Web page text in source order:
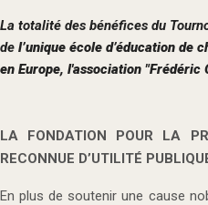
La totalité des bénéfices du
de l’unique école d’éducation de
en Europe, l'association "Frédéric
LA FONDATION POUR LA
RECONNUE D’UTILITÉ
En plus de soutenir une cause